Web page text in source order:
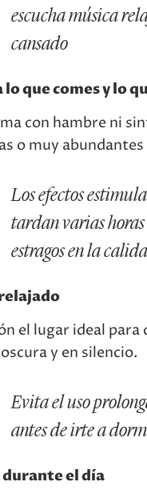
escucha música
cansado
que comes y lo
con hambre ni
o muy
Los efectos
tardan varias
estragos en la
el lugar ideal
y en silencio.
Evita el uso
antes de irte a
el día